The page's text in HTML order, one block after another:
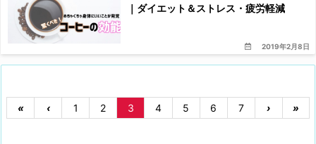
2019年2月8日
｜ダイエット＆ストレス・疲労軽減
« ‹ 1 2 3 4 5 6 7 › »